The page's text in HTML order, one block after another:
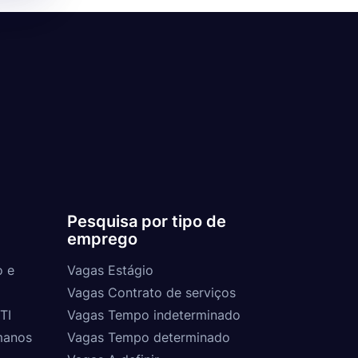
e
Pesquisa por tipo de
emprego
Vagas Estágio
Vagas Contrato de serviços
Vagas Tempo indeterminado
Vagas Tempo determinado